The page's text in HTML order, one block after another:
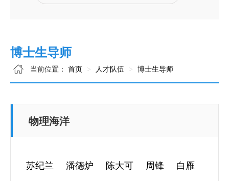
博士生导师
当前位置： 首页 人才队伍 博士生导师
物理海洋
苏纪兰 潘德炉 陈大可 周锋
白雁